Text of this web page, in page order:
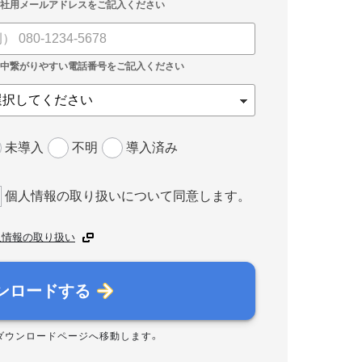
未導入 不明 導入済み
個人情報の取り扱いについて同意します。
報の取り扱い
ロードする
ウンロードページへ移動します。